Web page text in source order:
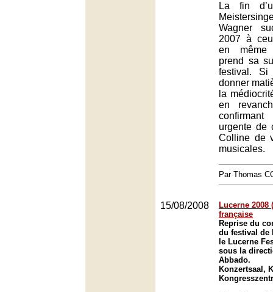
La fin
Wagner
2007 à
en même
prend sa
festival.
donner
la
en
urgente de
Colline de
musicales.
Par Thomas
15/08/2008
Lucerne 2008
française
Reprise du
du festival de
le Lucerne
sous la
Abbado.
Konzertsaal,